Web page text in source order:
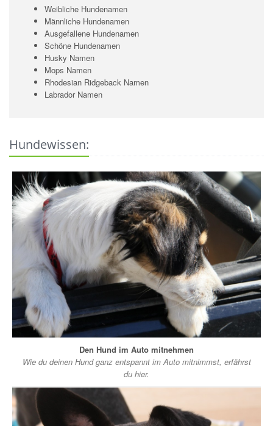
Weibliche Hundenamen
Männliche Hundenamen
Ausgefallene Hundenamen
Schöne Hundenamen
Husky Namen
Mops Namen
Rhodesian Ridgeback Namen
Labrador Namen
Hundewissen:
Den Hund im Auto mitnehmen
Wie du deinen Hund ganz entspannt im Auto mitnimmst, erfährst
du hier.